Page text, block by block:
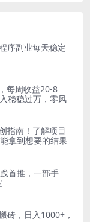
序副业每天稳定
每周收益20-8
稳稳过万，零风
指南！了解项目
拿到想要的结果
首推，一部手
砖，日入1000+，